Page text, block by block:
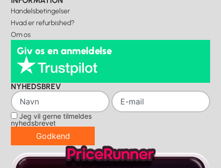
Handelsbetingelser
Hvad er refurbished?
Om os
Giv os en anmeldelse
NYHEDSBREV
Jeg vil gerne tilmeldes
nyhedsbrevet
Godkend